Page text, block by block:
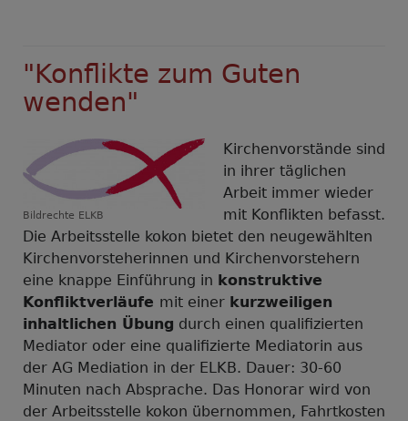
"Konflikte zum Guten
wenden"
Bildrechte ELKB
Kirchenvorstände sind
in ihrer täglichen
Arbeit immer wieder
mit Konflikten befasst.
Die Arbeitsstelle kokon bietet den neugewählten
Kirchenvorsteherinnen und Kirchenvorstehern
eine knappe Einführung in konstruktive
Konfliktverläufe mit einer kurzweiligen
inhaltlichen Übung durch einen qualifizierten
Mediator oder eine qualifizierte Mediatorin aus
der AG Mediation in der ELKB. Dauer: 30-60
Minuten nach Absprache. Das Honorar wird von
der Arbeitsstelle kokon übernommen, Fahrtkosten